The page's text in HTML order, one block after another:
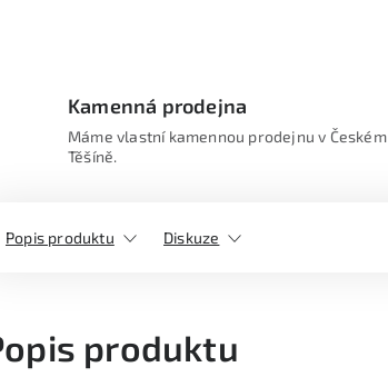
Kamenná prodejna
Máme vlastní kamennou prodejnu v Českém
Těšíně.
Popis produktu Diskuze
produktu